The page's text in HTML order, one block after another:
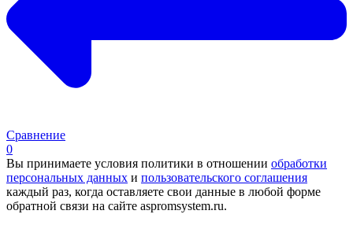
Сравнение
0
Вы принимаете условия политики в отношении обработки
персональных данных и пользовательского соглашения
каждый раз, когда оставляете свои данные в любой форме
обратной связи на сайте aspromsystem.ru.